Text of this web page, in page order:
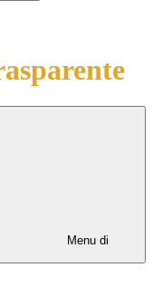
Menu di